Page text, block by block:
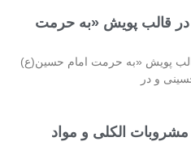
در قالب پویش «به حرمت
پویش «به حرمت امام حسین(ع)
و در
الکلی و مواد